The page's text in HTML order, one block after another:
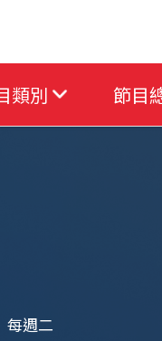
類別 節目
每週二